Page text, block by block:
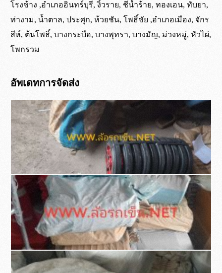
ล้อยางตันธรรมชาติ
โรงช้าง ,อำเภออินทร์บุรี, งิ้วราย, ชีน้ำร้าย, ทองเอน, ทับยา,
ท่างาม, น้ำตาล, ประศุก, ห้วยชัน, โพธิ์ชัย ,อำเภอเมือง, จักร
สีห์, ต้นโพธิ์, บางกระบือ, บางพุทรา, บางมัญ, ม่วงหมู่, หัวไผ่,
โพกรวม
อัพเดทการจัดส่ง